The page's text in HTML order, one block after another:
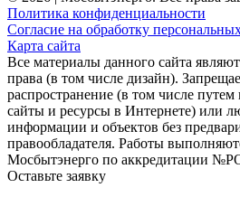
Политика конфиденциальности
Согласие на обработку
Карта сайта
Все материалы данного сайта
права (в том числе дизайн).
распространение (в том числе
сайты и ресурсы в Интернете) или
информации и объектов без
правообладателя. Работы
Мосбытэнерго по аккредитации
Оставьте заявку